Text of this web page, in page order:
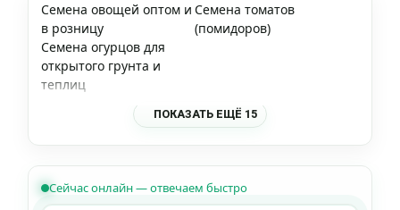
Семена овощей оптом и
в розницу
Семена томатов
(помидоров)
Семена огурцов для
открытого грунта и
теплиц
ПОКАЗАТЬ ЕЩЁ 15
Сейчас онлайн — отвечаем быстро